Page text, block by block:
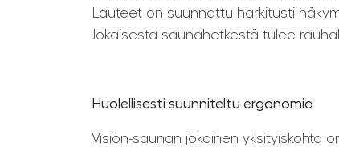
Lauteet on suunnattu harkitusti
Jokaisesta saunahetkestä tulee
Huolellisesti suunniteltu ergonomia
Vision-saunan jokainen yksityiskohta